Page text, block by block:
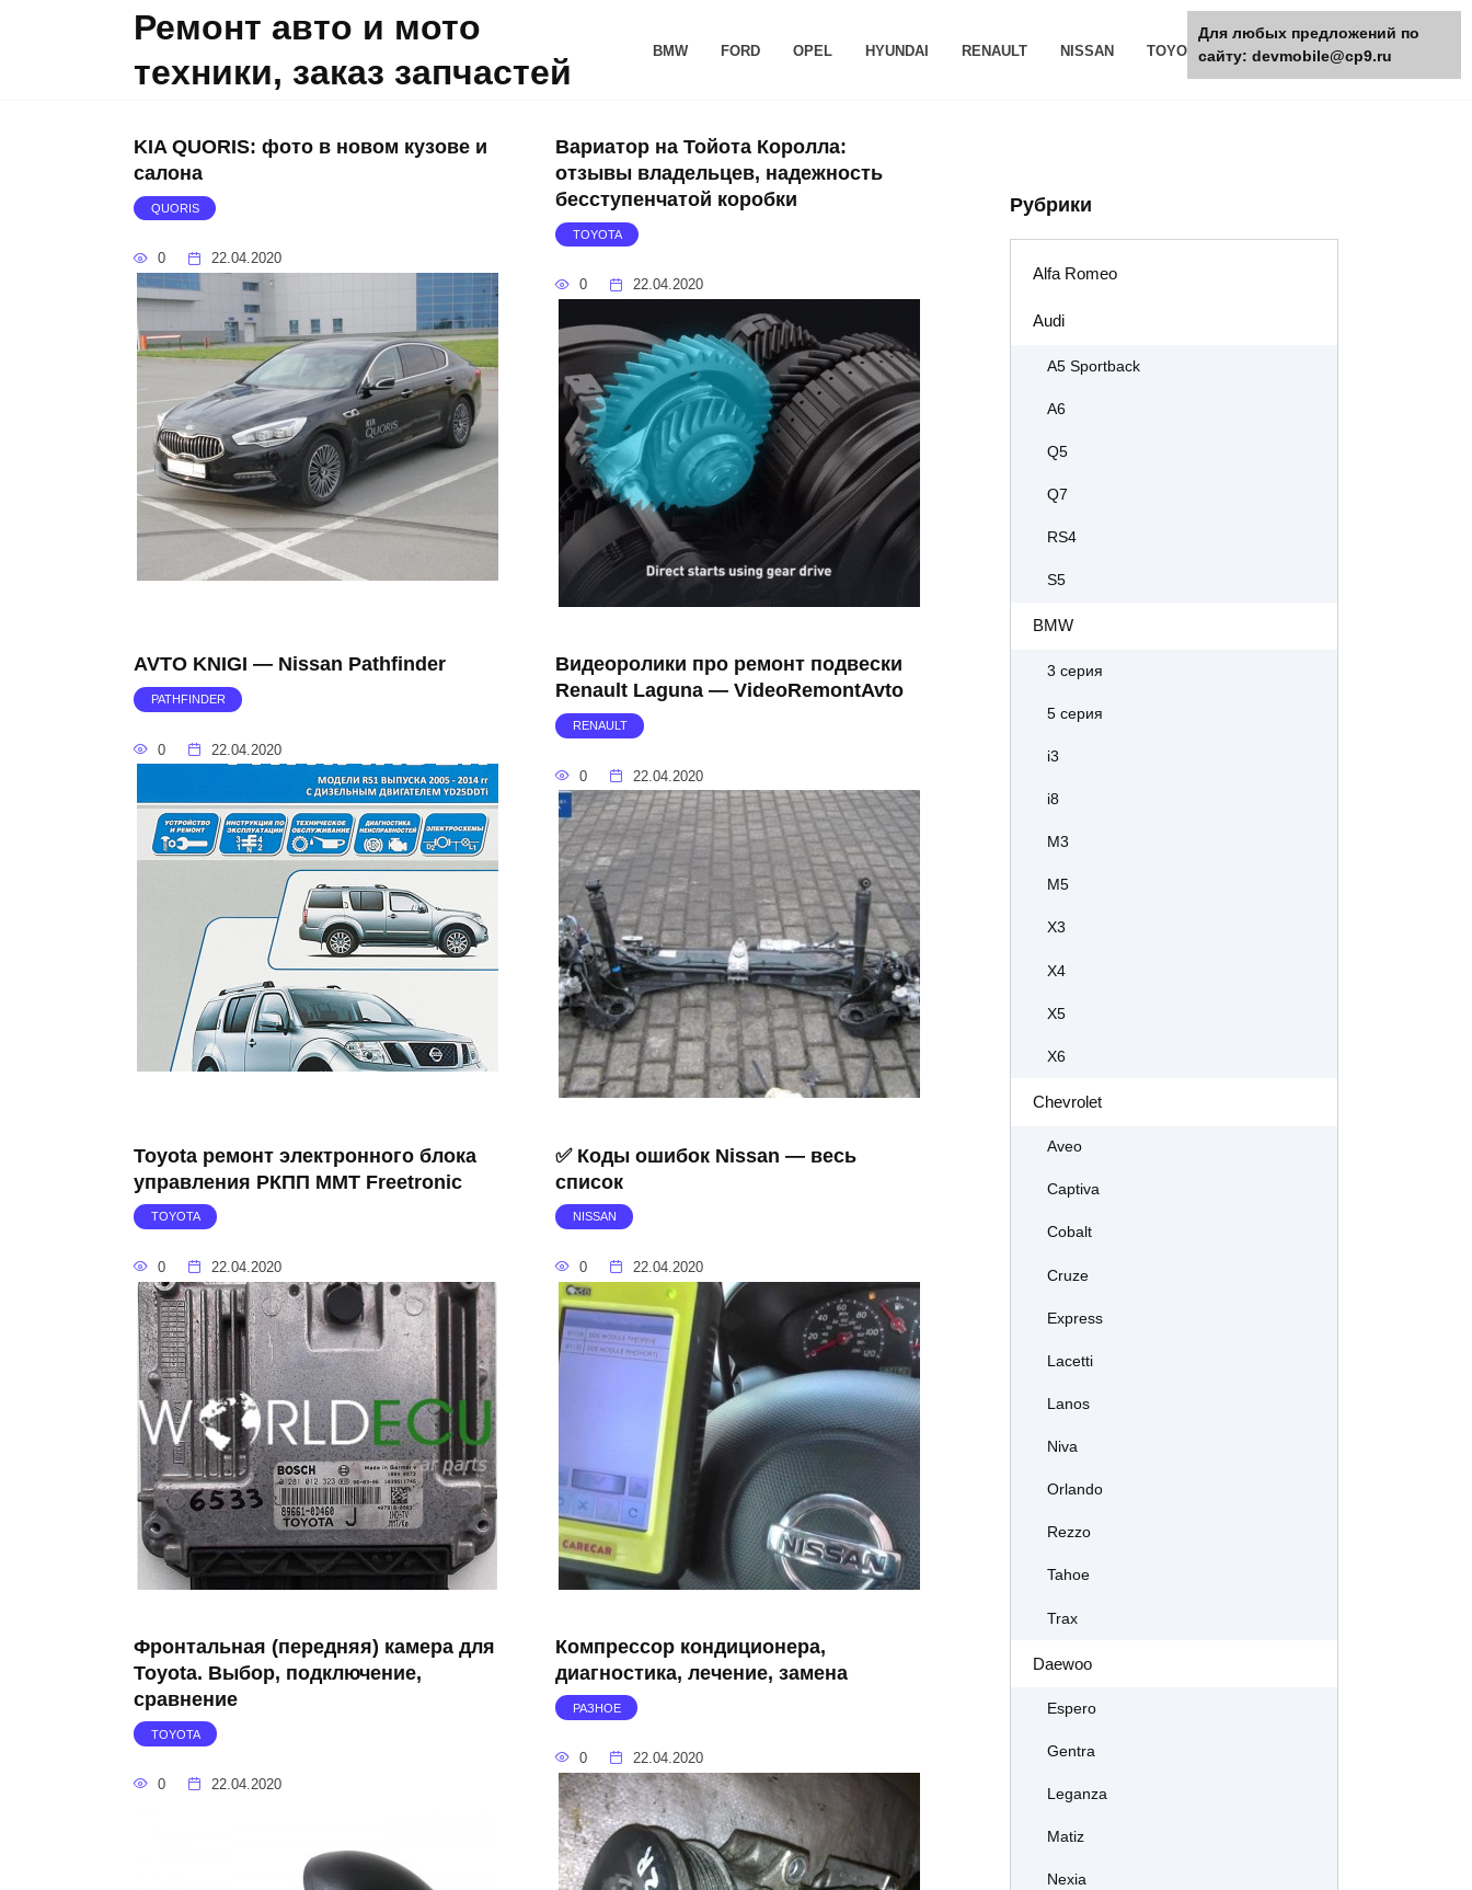
Ремонт авто и мото
техники, заказ запчастей
BMW FORD OPEL HYUNDAI RENAULT NISSAN TOYOTA РАЗНОЕ
KIA QUORIS: фото в новом кузове и
салона
QUORIS
0 22.04.2020
Вариатор на Тойота Королла:
отзывы владельцев, надежность
бесступенчатой коробки
TOYOTA
0 22.04.2020
AVTO KNIGI — Nissan Pathfinder
PATHFINDER
0 22.04.2020
Видеоролики про ремонт подвески
Renault Laguna — VideoRemontAvto
RENAULT
0 22.04.2020
Toyota ремонт электронного блока
управления РКПП MMT Freetronic
TOYOTA
0 22.04.2020
✅ Коды ошибок Nissan — весь
список
NISSAN
0 22.04.2020
Фронтальная (передняя) камера для
Toyota. Выбор, подключение,
сравнение
TOYOTA
0 22.04.2020
Компрессор кондиционера,
диагностика, лечение, замена
РАЗНОЕ
0 22.04.2020
Рубрики
Alfa Romeo
Audi
A5 Sportback
A6
Q5
Q7
RS4
S5
BMW
3 серия
5 серия
i3
i8
M3
M5
X3
X4
X5
X6
Chevrolet
Aveo
Captiva
Cobalt
Cruze
Express
Lacetti
Lanos
Niva
Orlando
Rezzo
Tahoe
Trax
Daewoo
Espero
Gentra
Leganza
Matiz
Nexia
Для любых предложений по
сайту: devmobile@cp9.ru